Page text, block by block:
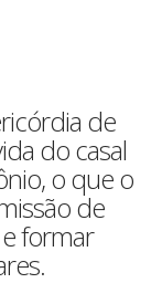
de
do casal
o que o
de
formar